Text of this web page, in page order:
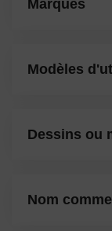
Marques
Modèles
Dessins ou
Nom